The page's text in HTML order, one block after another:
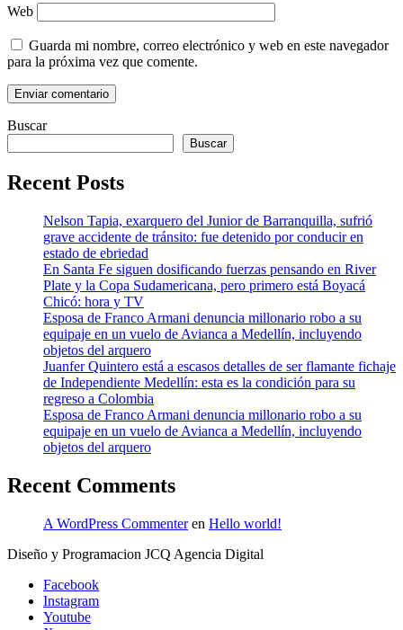
Web
Guarda mi nombre, correo electrónico y web en este navegador
para la próxima vez que comente.
Buscar
Buscar
Recent Posts
Nelson Tapia, exarquero del Junior de Barranquilla, sufrió
grave accidente de tránsito: fue detenido por conducir en
estado de ebriedad
En Santa Fe siguen dosificando fuerzas pensando en River
Plate y la Copa Sudamericana, pero primero está Boyacá
Chicó: hora y TV
Esposa de Franco Armani denuncia millonario robo a su
equipaje en un vuelo de Avianca a Medellín, incluyendo
objetos del arquero
Juanfer Quintero está a escasos detalles de ser flamante fichaje
de Independiente Medellín: esta es la condición para su
regreso a Colombia
Esposa de Franco Armani denuncia millonario robo a su
equipaje en un vuelo de Avianca a Medellín, incluyendo
objetos del arquero
Recent Comments
A WordPress Commenteren Hello world!
Diseño y Programacion JCQ Agencia Digital
Facebook
Instagram
Youtube